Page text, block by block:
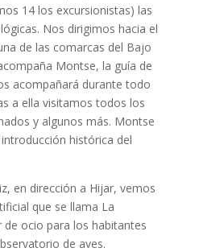
14 los excursionistas) las
Nos dirigimos hacia el
de las comarcas del Bajo
Montse, la guía de
acompañará durante todo
a ella visitamos todos los
y algunos más. Montse
histórica del
en dirección a Hijar, vemos
que se llama La
de ocio para los habitantes
de aves.